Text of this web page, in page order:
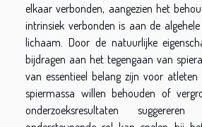
elkaar verbonden, aangezien het
intrinsiek verbonden is aan de
lichaam. Door de natuurlijke
bijdragen aan het tegengaan van
van essentieel belang zijn voor
spiermassa willen behouden of
onderzoeksresultaten